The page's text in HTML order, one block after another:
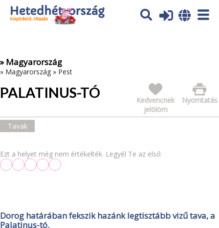
Az oldal sütiket (cookies) használ. További tájékoztatás itt:
Adatvédelmi tájékoztató
» Magyarország
» Magyarország » Pest
PALATINUS-TÓ Nyomtatás
Kedvencnek
jelölöm
Tavak
Ezt a helyet még nem értékelték. Legyél Te az első:
Dorog határában fekszik hazánk legtisztább vizű tava, a
Palatinus-tó.